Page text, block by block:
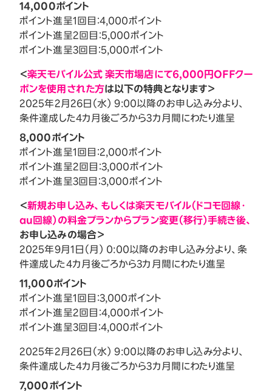
14,000ポイント
ポイント進呈1回目：4,000ポイント
ポイント進呈2回目：5,000ポイント
ポイント進呈3回目：5,000ポイント
＜楽天モバイル公式 楽天市場店にて6,000円OFFクー
ポンを使用された方は以下の特典となります＞
2025年2月26日（水） 9:00以降のお申し込み分より、
条件達成した4カ月後ごろから3カ月間にわたり進呈
8,000ポイント
ポイント進呈1回目：2,000ポイント
ポイント進呈2回目：3,000ポイント
ポイント進呈3回目：3,000ポイント
＜新規お申し込み、もしくは楽天モバイル（ドコモ回線・
au回線）の料金プランからプラン変更（移行）手続き後、
お申し込みの場合＞
2025年9月1日（月） 0:00以降のお申し込み分より、条
件達成した4カ月後ごろから3カ月間にわたり進呈
11,000ポイント
ポイント進呈1回目：3,000ポイント
ポイント進呈2回目：4,000ポイント
ポイント進呈3回目：4,000ポイント
2025年2月26日（水） 9:00以降のお申し込み分より、
条件達成した4カ月後ごろから3カ月間にわたり進呈
7,000ポイント